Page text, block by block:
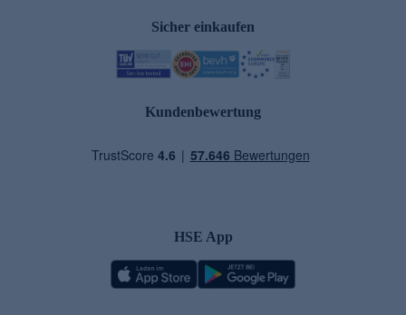
Sicher einkaufen
Kundenbewertung
HSE App